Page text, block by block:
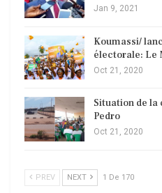
Jan 9, 2021
Koumassi/
électorale: Le
Oct 21, 2020
Situation de la
Pedro
Oct 21, 2020
PREV NEXT 1 De 170